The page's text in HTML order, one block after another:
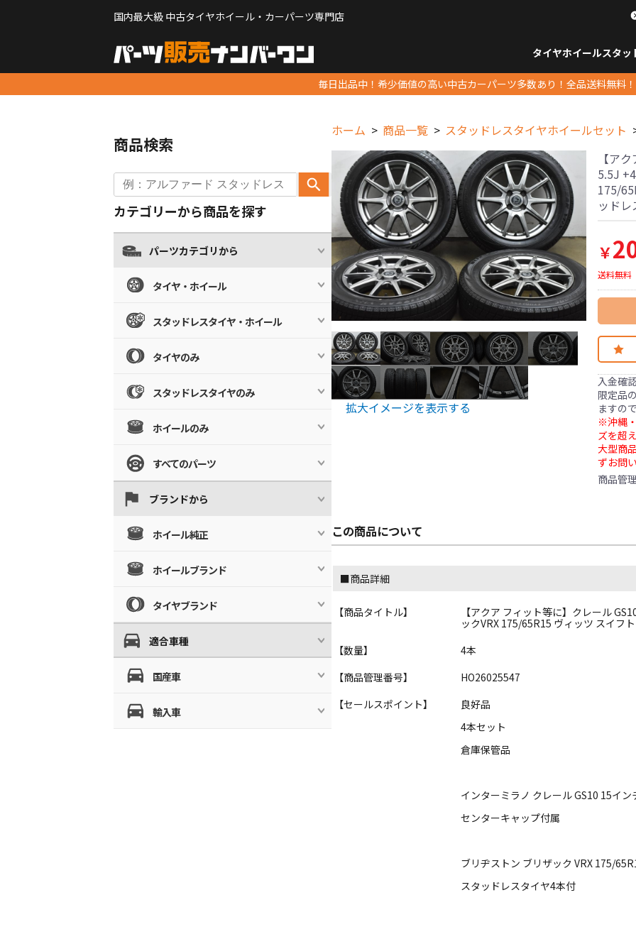
国内最大級 中古タイヤホイール・カーパーツ専門店
タイヤホイールスタッ
毎日出品中！希少価値の高い中古カーパーツ多数あり！全品送料無料！
ホーム 商品一覧 スタッドレスタイヤホイールセット
拡大イメージを表示する
【ア
5.5J
175/
ッド
￥
送料無料
入金確
限定品
ますの
※沖縄
ズを超
大型商
ずお問
商品管
この商品について
■商品詳細
【商品タイトル】
【アクア フィット等に】クレール
ックVRX 175/65R15 ヴィッツ スイフ
【数量】
4本
【商品管理番号】
HO26025547
【セールスポイント】
良好品
4本セット
倉庫保管品
インターミラノ クレール GS10 15イ
センターキャップ付属
ブリヂストン ブリザック VRX 175/
スタッドレスタイヤ4本付
商品検索
カテゴリーから商品を探す
パーツカテゴリから
タイヤ・ホイール
スタッドレスタイヤ・ホイール
タイヤのみ
スタッドレスタイヤのみ
ホイールのみ
すべてのパーツ
ブランドから
ホイール純正
ホイールブランド
タイヤブランド
適合車種
国産車
輸入車